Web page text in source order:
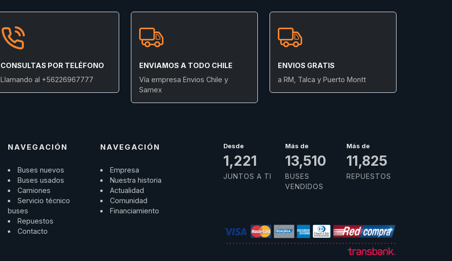
CONSULTAS POR TELÉFONO
Llamando al +56226967777
ENVIAMOS A TODO CHILE
Vía empresa Envios Chile y
Samex
ENVIOS GRATIS
a RM, Talca y Puerto Montt
NAVEGACIÓN
Buses nuevos
Buses usados
Camiones
Servicio técnico
buses
Repuestos
Contacto
NAVEGACIÓN
Empresa
Nuestra historia
Actualidad
Comunidad
Financiamiento
Desde
1,629
JUNTOS A TI
Más de
15,000
BUSES
VENDIDOS
Más de
13,500
REPUESTOS